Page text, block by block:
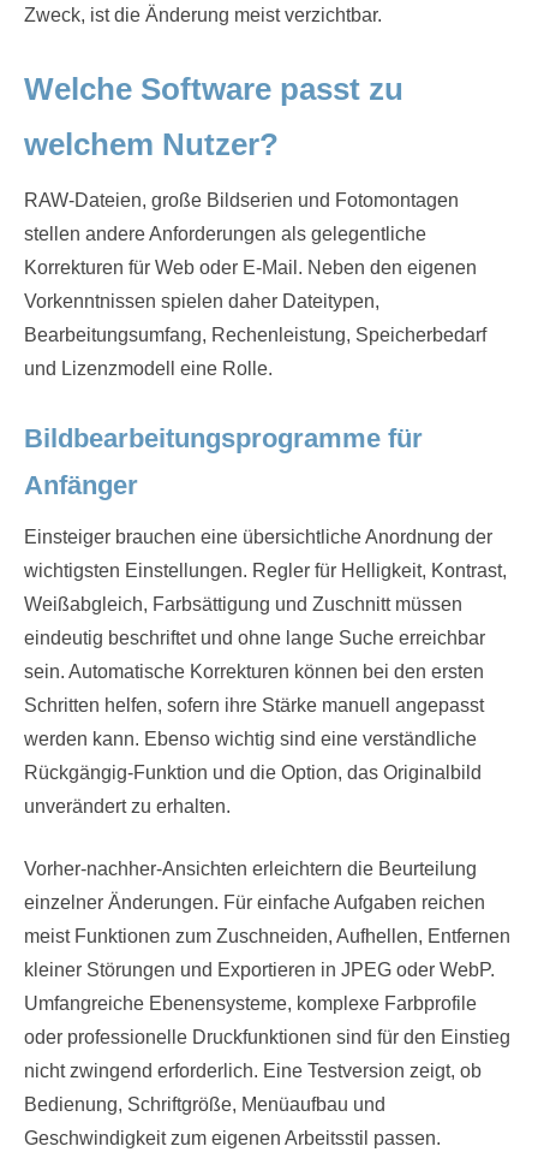
Zweck, ist die Änderung meist verzichtbar.
Welche Software passt zu
welchem Nutzer?
RAW-Dateien, große Bildserien und Fotomontagen
stellen andere Anforderungen als gelegentliche
Korrekturen für Web oder E-Mail. Neben den eigenen
Vorkenntnissen spielen daher Dateitypen,
Bearbeitungsumfang, Rechenleistung, Speicherbedarf
und Lizenzmodell eine Rolle.
Bildbearbeitungsprogramme für
Anfänger
Einsteiger brauchen eine übersichtliche Anordnung der
wichtigsten Einstellungen. Regler für Helligkeit, Kontrast,
Weißabgleich, Farbsättigung und Zuschnitt müssen
eindeutig beschriftet und ohne lange Suche erreichbar
sein. Automatische Korrekturen können bei den ersten
Schritten helfen, sofern ihre Stärke manuell angepasst
werden kann. Ebenso wichtig sind eine verständliche
Rückgängig-Funktion und die Option, das Originalbild
unverändert zu erhalten.
Vorher-nachher-Ansichten erleichtern die Beurteilung
einzelner Änderungen. Für einfache Aufgaben reichen
meist Funktionen zum Zuschneiden, Aufhellen, Entfernen
kleiner Störungen und Exportieren in JPEG oder WebP.
Umfangreiche Ebenensysteme, komplexe Farbprofile
oder professionelle Druckfunktionen sind für den Einstieg
nicht zwingend erforderlich. Eine Testversion zeigt, ob
Bedienung, Schriftgröße, Menüaufbau und
Geschwindigkeit zum eigenen Arbeitsstil passen.